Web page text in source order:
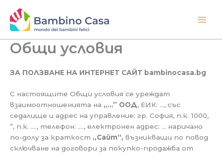
content
Общи условия
ЗА ПОЛЗВАНЕ НА ИНТЕРНЕТ САЙТ bambinocasa.bg
С настоящите Общи условия се уреждат
взаимоотношенията на „…” ООД, ЕИК: …, със
седалище и адрес на управление: гр. София, п.к. 1000,
”, п.к. …., телефон: …., електронен адрес: … наричано
по-долу за краткост „Сайт“, възникващи по повод
сключване на договори за покупко-продажба от